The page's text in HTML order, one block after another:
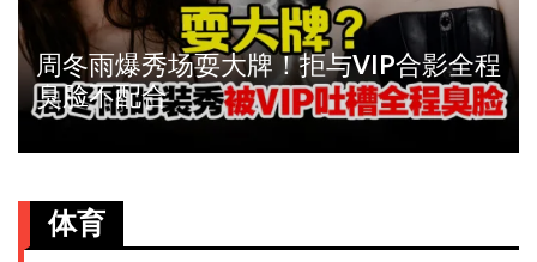
周冬雨爆秀场耍大牌！拒与VIP合影全程
臭脸不配合
体育